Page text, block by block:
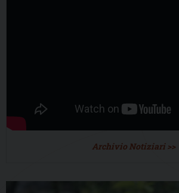
Archivio Notiziari >>